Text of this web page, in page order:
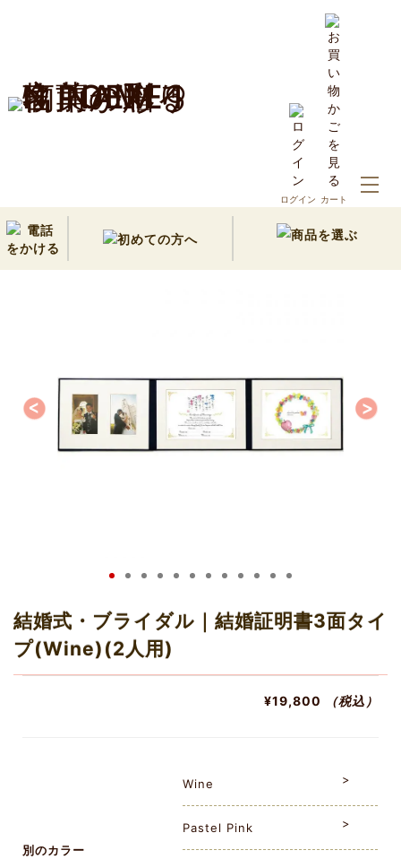
ログイン カート
結婚式・ブライダル｜結婚証明書3面タイプ(Wine)(2人用)
結婚式・ブライダル｜結婚証明書3面タイ
プ(Wine)(2人用)
¥19,800 （税込）
別のカラー
Wine
Pastel Pink